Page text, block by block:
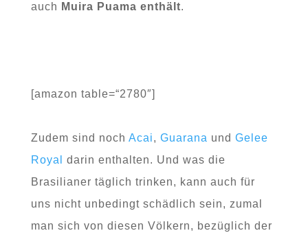
auch Muira Puama enthält.
[amazon table=“2780″]
Zudem sind noch Acai, Guarana und Gelee
Royal
darin enthalten. Und was die
Brasilianer täglich trinken, kann auch für
uns nicht unbedingt schädlich sein, zumal
man sich von diesen Völkern, bezüglich der